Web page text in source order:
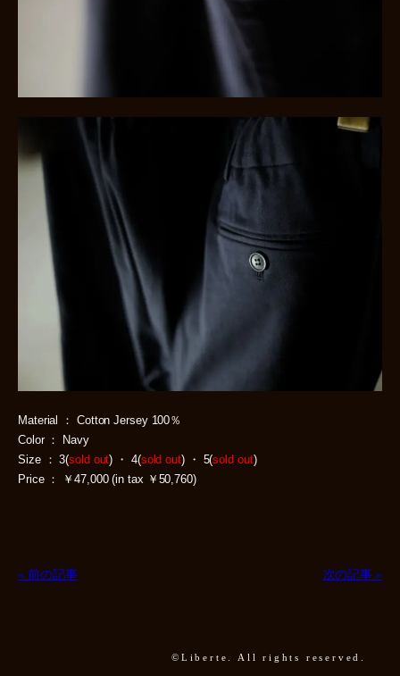
Material ： Cotton Jersey 100％
Color ： Navy
Size ： 3(sold out) ・ 4(sold out) ・ 5(sold out)
Price ： ￥47,000 (in tax ￥50,760)
« 前の記事 次の記事 »
©Liberte. All rights reserved.